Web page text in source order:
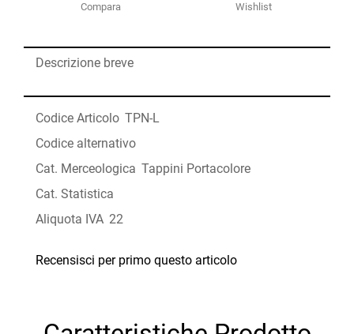
Compara Wishlist
Descrizione breve
Codice Articolo TPN-L
Codice alternativo
Cat. Merceologica Tappini Portacolore
Cat. Statistica
Aliquota IVA 22
Recensisci per primo questo articolo